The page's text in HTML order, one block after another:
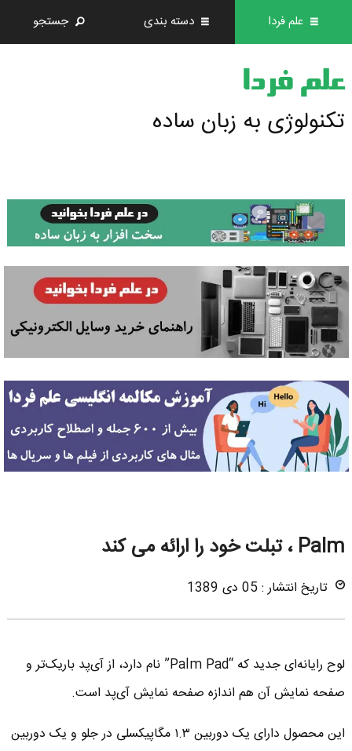
علم فردا دسته بندی جستجو
علم فردا
تکنولوژی به زبان ساده
Palm ، تبلت خود را ارائه می کند
تاریخ انتشار : 05 دی 1389
لوح رایانه‌ای جدید که “Palm Pad” نام دارد، از آی‌پد باریک‌تر و
صفحه نمایش آن هم اندازه صفحه نمایش آی‌پد است.
این محصول دارای یک دوربین ۱.۳ مگاپیکسلی در جلو و یک دوربین